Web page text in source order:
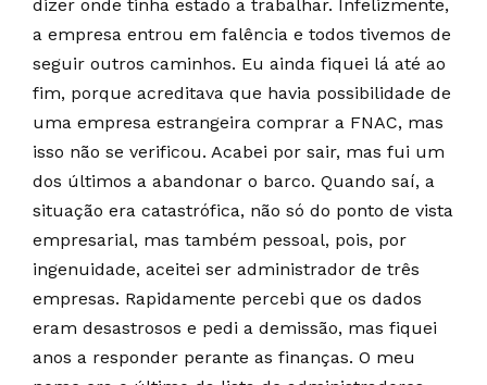
dizer onde tinha estado a trabalhar. Infelizmente,
a empresa entrou em falência e todos tivemos de
seguir outros caminhos. Eu ainda fiquei lá até ao
fim, porque acreditava que havia possibilidade de
uma empresa estrangeira comprar a FNAC, mas
isso não se verificou. Acabei por sair, mas fui um
dos últimos a abandonar o barco. Quando saí, a
situação era catastrófica, não só do ponto de vista
empresarial, mas também pessoal, pois, por
ingenuidade, aceitei ser administrador de três
empresas. Rapidamente percebi que os dados
eram desastrosos e pedi a demissão, mas fiquei
anos a responder perante as finanças. O meu